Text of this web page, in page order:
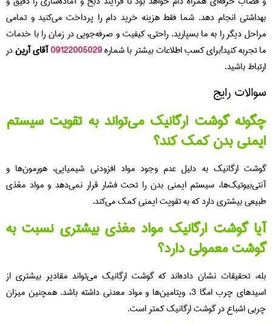
بهداشتی انجام دهد. شما فقط هزینه خرید دام را پرداخت می‌کنید و تمامی
مراحل دیگر را به ما بسپارید. راحتی، کیفیت و صرفه‌جویی در زمان را با خدمات
ما تجربه کنید!برای کسب اطلاعات بیشتر با شماره
09122005029 آقای آریندر
ارتباط باشید.
سوالات رایج
چگونه گوشت ارگانیک می‌تواند به تقویت سیستم
ایمنی بدن کمک کند؟
گوشت ارگانیک به دلیل عدم وجود مواد افزودنی شیمیایی، هورمون‌ها و
آنتی‌بیوتیک‌ها، سیستم ایمنی بدن را تحت فشار قرار نمی‌دهد و مواد مغذی
طبیعی بیشتری دارد که به تقویت ایمنی کمک می‌کند.
آیا گوشت ارگانیک مواد مغذی بیشتری نسبت به
گوشت معمولی دارد؟
بله، تحقیقات نشان داده‌اند که گوشت ارگانیک می‌تواند مقادیر بیشتری از
اسیدهای چرب امگا 3، ویتامین‌ها و مواد معدنی داشته باشد. همچنین میزان
چربی اشباع در گوشت ارگانیک کمتر است.